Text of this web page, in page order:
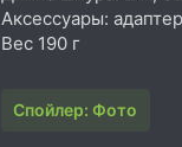
Аксессуары:
Вес 190 г
Спойлер: Фото